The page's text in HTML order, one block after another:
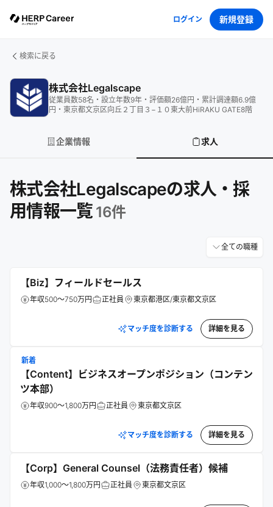
ログイン 新規登録
検索に戻る
株式会社Legalscape
従業員数58名 ・ 設立年数9年 ・ 評価額26億円 ・ 累計調達額6.9億
円 ・ 東京都文京区向丘２丁目３−１０東大前HiRAKU GATE8階
企業情報 求人
株式会社Legalscapeの求人・採
用情報一覧 16件
全ての職種
【Biz】フィールドセールス
年収500～750万円 正社員 東京都港区/東京都文京区
マッチ度を診断する 詳細を見る
新着
【Content】ビジネスオープンポジション（コンテン
ツ本部）
年収900～1,800万円 正社員 東京都文京区
マッチ度を診断する 詳細を見る
【Corp】General Counsel（法務責任者）候補
年収1,000～1,800万円 正社員 東京都文京区